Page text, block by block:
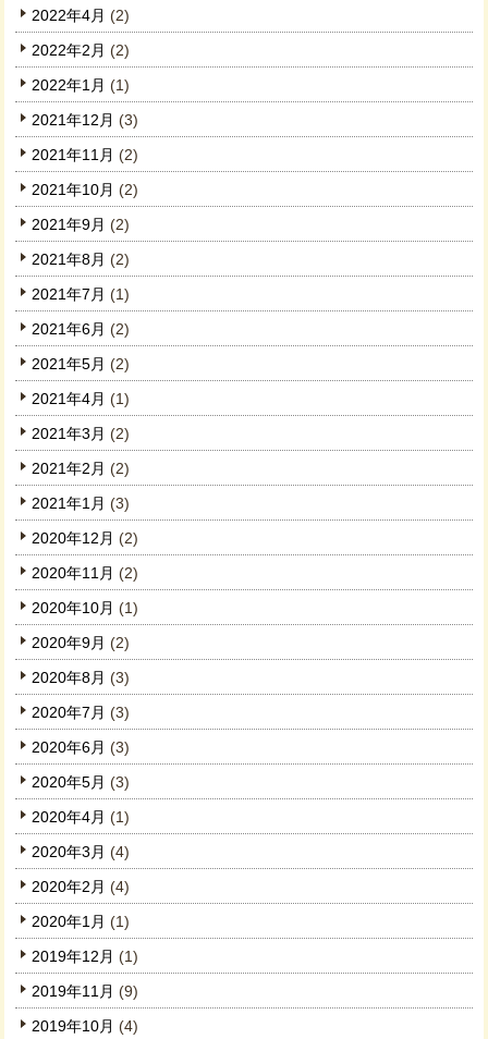
2022年4月 (2)
2022年2月 (2)
2022年1月 (1)
2021年12月 (3)
2021年11月 (2)
2021年10月 (2)
2021年9月 (2)
2021年8月 (2)
2021年7月 (1)
2021年6月 (2)
2021年5月 (2)
2021年4月 (1)
2021年3月 (2)
2021年2月 (2)
2021年1月 (3)
2020年12月 (2)
2020年11月 (2)
2020年10月 (1)
2020年9月 (2)
2020年8月 (3)
2020年7月 (3)
2020年6月 (3)
2020年5月 (3)
2020年4月 (1)
2020年3月 (4)
2020年2月 (4)
2020年1月 (1)
2019年12月 (1)
2019年11月 (9)
2019年10月 (4)